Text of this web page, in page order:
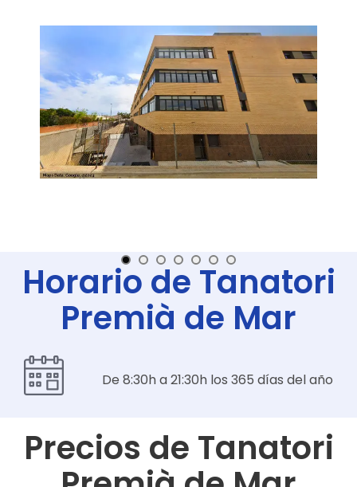
Horario de Tanatori
Premià de Mar
De 8:30h a 21:30h los 365 días del año
Precios de Tanatori